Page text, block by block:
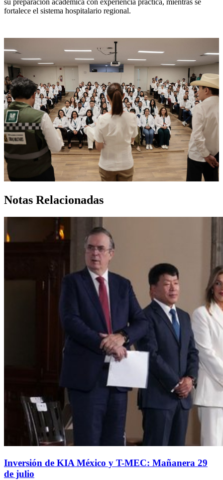
su preparación académica con experiencia práctica, mientras se
fortalece el sistema hospitalario regional.
Notas Relacionadas
Inversión de KIA México y T-MEC: Mañanera 29
de julio